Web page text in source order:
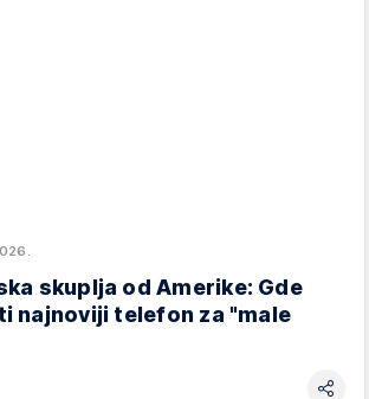
skuplja od Amerike: Gde
najnoviji telefon za "male